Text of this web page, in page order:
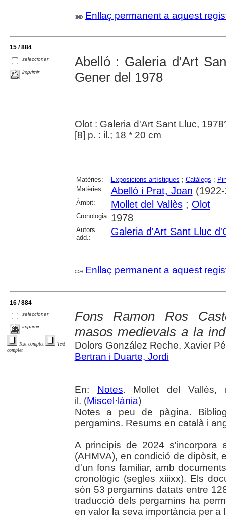
Enllaç permanent a aquest
15 / 884
seleccionar
imprimir
Abelló : Galeria d'Art
Gener del 1978
Olot : Galeria d'Art Sant Lluc,
[8] p. : il.; 18 * 20 cm
Matèries: Exposicions artístiques ; Catàlegs ;
Matèries:
Abelló i Prat, Joan
Àmbit: Mollet del Vallès; Olot
Cronologia: 1978
Autors
add.:
Galeria d'Art Sant Lluc
Enllaç permanent a aquest
16 / 884
seleccionar
imprimir
Text complet
Text
complet
Fons Ramon Ros
masos medievals a la
Dolors González Reche, Xavier
Bertran i Duarte, Jordi
En: Notes. Mollet del Vallès,
il. (Miscel·lània)
Notes a peu de pàgina.
pergamins. Resums en català i
A principis de 2024 s'incorpora
(AHMVA), en condició de dipòsit,
d'un fons familiar, amb
cronològic (segles xiiixx). Els
són 53 pergamins datats entre
traducció dels pergamins ha
en valor la seva importància per a